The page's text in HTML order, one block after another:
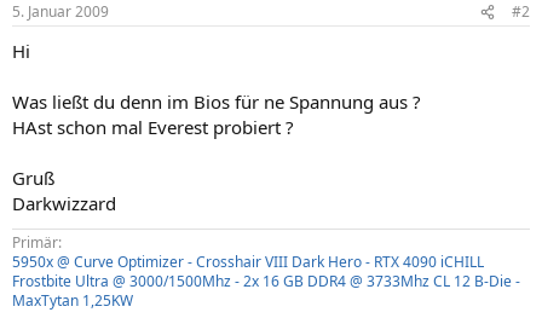
5. Januar 2009 #2
Hi
Was ließt du denn im Bios für ne Spannung aus ?
HAst schon mal Everest probiert ?
Gruß
Darkwizzard
Primär:
5950x @ Curve Optimizer - Crosshair VIII Dark Hero - RTX 4090 iCHILL
Frostbite Ultra @ 3000/1500Mhz - 2x 16 GB DDR4 @ 3733Mhz CL 12 B-Die -
MaxTytan 1,25KW